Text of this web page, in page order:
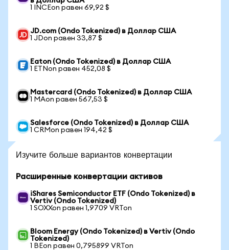
1 INCEon равен 69,92 $
JD.com (Ondo Tokenized) в Доллар США
1 JDon равен 33,87 $
Eaton (Ondo Tokenized) в Доллар США
1 ETNon равен 452,08 $
Mastercard (Ondo Tokenized) в Доллар США
1 MAon равен 567,53 $
Salesforce (Ondo Tokenized) в Доллар США
1 CRMon равен 194,42 $
Изучите больше вариантов конвертации
Расширенные конвертации активов
iShares Semiconductor ETF (Ondo Tokenized) в
Vertiv (Ondo Tokenized)
1 SOXXon равен 1,9709 VRTon
Bloom Energy (Ondo Tokenized) в Vertiv (Ondo
Tokenized)
1 BEon равен 0,795899 VRTon